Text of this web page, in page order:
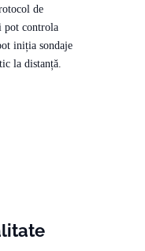
de
pot controla
iniția sondaje
la distanță.